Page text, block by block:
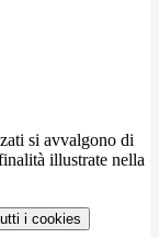
si avvalgono di
illustrate nella
i cookies